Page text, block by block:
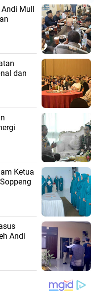
Andi Mull
dan
Ketua
Andi